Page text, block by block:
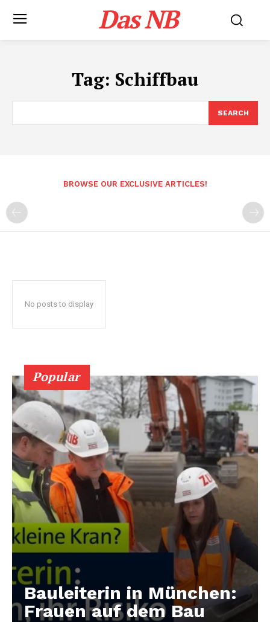
Das NB
Tag: Schiffbau
SEARCH
BROWSE OUR EXCLUSIVE ARTICLES!
No posts to display
Popular
Bauleiterin in München:
Frauen auf dem Bau